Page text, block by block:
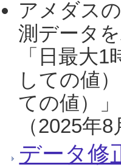
アメダス
測データ
「日最大
しての値
ての値）
（2025年8
データ修